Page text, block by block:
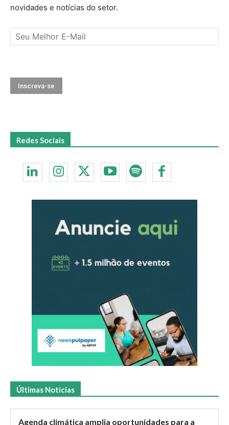
novidades e notícias do setor.
Redes Sociais
Últimas Notícias
Agenda climática amplia oportunidades para a